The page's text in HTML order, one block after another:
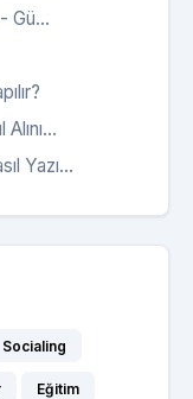
Gü...
Yazı...
Socialing
Eğitim